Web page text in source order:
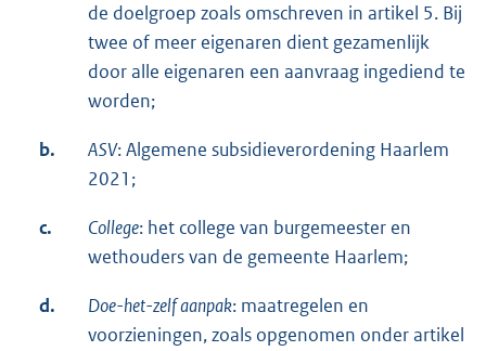
de doelgroep zoals omschreven in artikel 5. Bij
twee of meer eigenaren dient gezamenlijk
door alle eigenaren een aanvraag ingediend te
worden;
b. ASV: Algemene subsidieverordening Haarlem
2021;
c. College: het college van burgemeester en
wethouders van de gemeente Haarlem;
d. Doe-het-zelf aanpak: maatregelen en
voorzieningen, zoals opgenomen onder artikel